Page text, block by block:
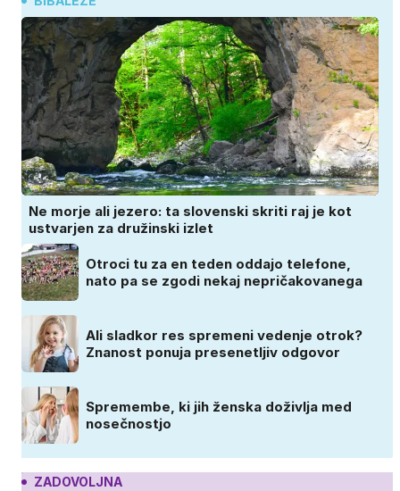
Ne morje ali jezero: ta slovenski skriti raj je kot
ustvarjen za družinski izlet
Otroci tu za en teden oddajo telefone,
nato pa se zgodi nekaj nepričakovanega
Ali sladkor res spremeni vedenje otrok?
Znanost ponuja presenetljiv odgovor
Spremembe, ki jih ženska doživlja med
nosečnostjo
ZADOVOLJNA